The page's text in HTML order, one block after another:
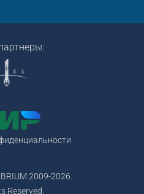
2009-2026.
Reserved.